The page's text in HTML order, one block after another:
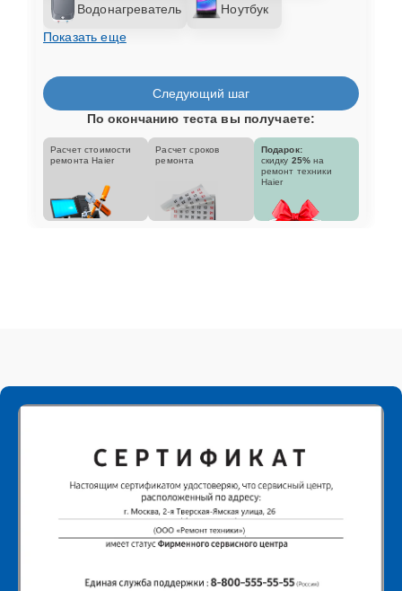
Водонагреватель
Ноутбук
Показать еще
Следующий шаг
По окончанию теста вы получаете:
Расчет стоимости
ремонта Haier
Расчет сроков
ремонта
Подарок:
скидку 25% на
ремонт техники
Haier